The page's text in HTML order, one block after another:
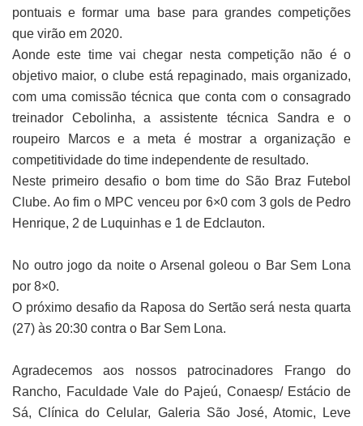
pontuais e formar uma base para grandes competições
que virão em 2020.
Aonde este time vai chegar nesta competição não é o
objetivo maior, o clube está repaginado, mais organizado,
com uma comissão técnica que conta com o consagrado
treinador Cebolinha, a assistente técnica Sandra e o
roupeiro Marcos e a meta é mostrar a organização e
competitividade do time independente de resultado.
Neste primeiro desafio o bom time do São Braz Futebol
Clube. Ao fim o MPC venceu por 6×0 com 3 gols de Pedro
Henrique, 2 de Luquinhas e 1 de Edclauton.
No outro jogo da noite o Arsenal goleou o Bar Sem Lona
por 8×0.
O próximo desafio da Raposa do Sertão será nesta quarta
(27) às 20:30 contra o Bar Sem Lona.
Agradecemos aos nossos patrocinadores Frango do
Rancho, Faculdade Vale do Pajeú, Conaesp/ Estácio de
Sá, Clínica do Celular, Galeria São José, Atomic, Leve